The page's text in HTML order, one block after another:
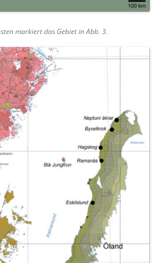
markiert das Gebiet in Abb. 3.